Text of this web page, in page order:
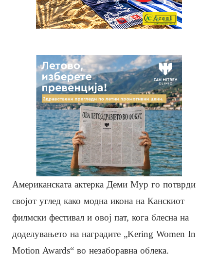
Американската актерка Деми Мур го потврди
својот углед како модна икона на Канскиот
филмски фестивал и овој пат, кога блесна на
доделувањето на наградите „Kering Women In
Motion Awards“ во незаборавна облека.